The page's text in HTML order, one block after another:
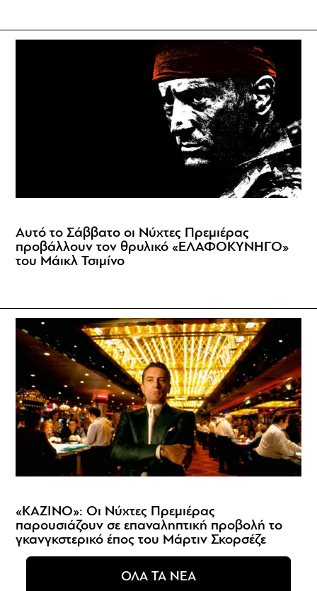
Αυτό το Σάββατο οι Νύχτες Πρεμιέρας
προβάλλουν τον θρυλικό «ΕΛΑΦΟΚΥΝΗΓΟ»
του Μάικλ Τσιμίνο
«ΚΑΖΙΝΟ»: Οι Νύχτες Πρεμιέρας
παρουσιάζουν σε επαναληπτική προβολή το
γκανγκστερικό έπος του Μάρτιν Σκορσέζε
ΟΛΑ ΤΑ ΝΕΑ